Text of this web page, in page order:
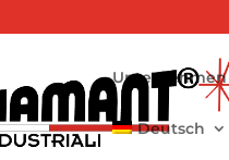
Unternehmen
Deutsch